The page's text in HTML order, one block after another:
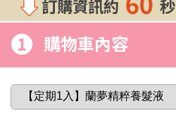
訂購資訊約
1 購物車內容